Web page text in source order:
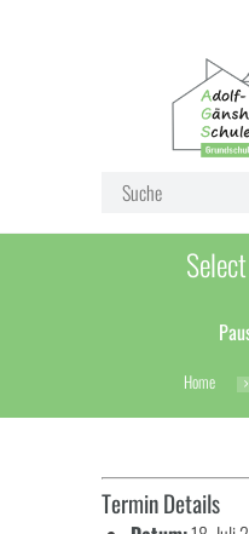
Home
Termin Details